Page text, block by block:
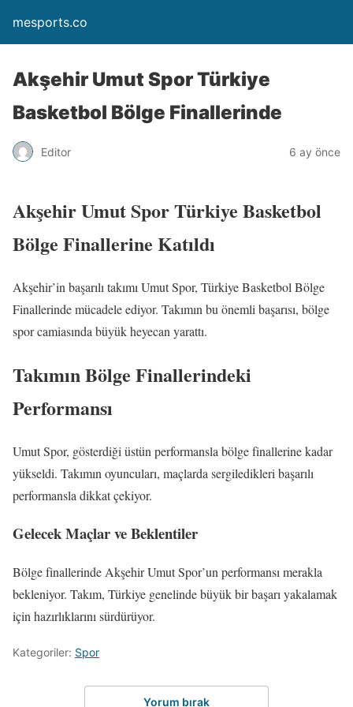
mesports.co
Akşehir Umut Spor Türkiye
Basketbol Bölge Finallerinde
Editor 6 ay önce
Akşehir Umut Spor Türkiye Basketbol
Bölge Finallerine Katıldı
Akşehir’in başarılı takımı Umut Spor, Türkiye Basketbol Bölge
Finallerinde mücadele ediyor. Takımın bu önemli başarısı, bölge
spor camiasında büyük heyecan yarattı.
Takımın Bölge Finallerindeki
Performansı
Umut Spor, gösterdiği üstün performansla bölge finallerine kadar
yükseldi. Takımın oyuncuları, maçlarda sergiledikleri başarılı
performansla dikkat çekiyor.
Gelecek Maçlar ve Beklentiler
Bölge finallerinde Akşehir Umut Spor’un performansı merakla
bekleniyor. Takım, Türkiye genelinde büyük bir başarı yakalamak
için hazırlıklarını sürdürüyor.
Kategoriler: Spor
Yorum bırak